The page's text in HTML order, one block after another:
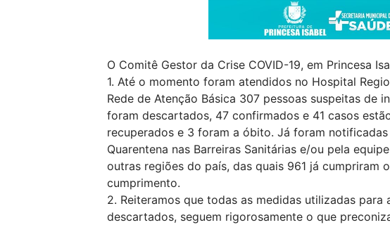
O Comitê Gestor da Crise COVID-19, em Princesa
1. Até o momento foram atendidos no Hospital
Rede de Atenção Básica 307 pessoas suspeitas de
foram descartados, 47 confirmados e 41 casos
recuperados e 3 foram a óbito. Já foram
Quarentena nas Barreiras Sanitárias e/ou pela
outras regiões do país, das quais 961 já cumpriram
cumprimento.
2. Reiteramos que todas as medidas utilizadas
descartados, seguem rigorosamente o que